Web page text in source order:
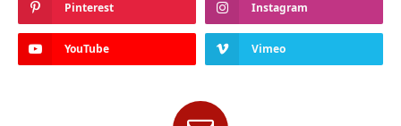
Pinterest Instagram
YouTube Vimeo